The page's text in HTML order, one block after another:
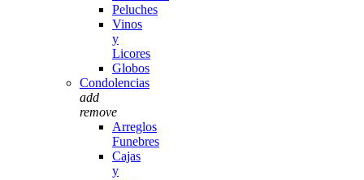
Peluches
Vinos
y
Licores
Globos
Condolencias
add
remove
Arreglos
Funebres
Cajas
y